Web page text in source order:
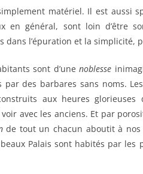
matériel. Il est aussi
en général, sont loin d’être
dans l’épuration et la simplicité,
sont d’unenoblesse
par des barbares sans noms.
aux heures
avec les anciens. Et par
de tout un chacun aboutit à nos
Palais sont habités par les